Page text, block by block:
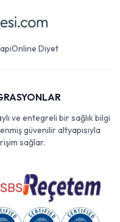
Online Diyet
ve entegreli bir sağlık bilgi
güvenilir altyapısıyla
sağlar.